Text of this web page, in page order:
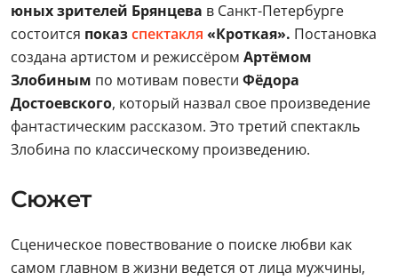
юных зрителей Брянцева в Санкт-Петербурге
состоится показспектакля «Кроткая». Постановка
создана артистом и режиссёром Артёмом
Злобиным по мотивам повести Фёдора
Достоевского, который назвал свое произведение
фантастическим рассказом. Это третий спектакль
Злобина по классическому произведению.
Сюжет
Сценическое повествование о поиске любви как
самом главном в жизни ведется от лица мужчины,